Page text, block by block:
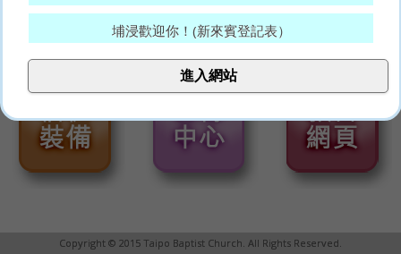
Copyright © 2015 Taipo Baptist Church. All Rights Reserved.
埔浸歡迎你！(新來賓登記表）
大埔浸信會代禱表
願賜平安的神，常和你們眾人同在。(羅15:33)
進入網站